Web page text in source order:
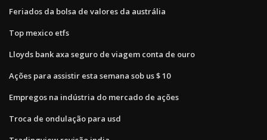
Feriados da bolsa de valores da austrália
Top mexico etfs
Lloyds bank axa seguro de viagem conta de ouro
Ações para assistir esta semana sob us $ 10
Empregos na indústria do mercado de ações
Troca de ondulação para usd